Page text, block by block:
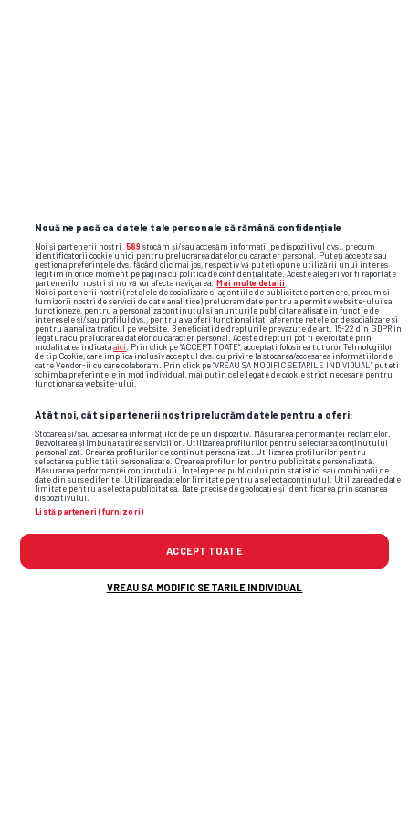
Foto
Nouă ne pasă ca datele tale personale să rămână confidențiale
Noi și partenerii noștri 589 stocăm și/sau accesăm informații pe dispozitivul dvs., precum
identificatorii cookie unici pentru prelucrarea datelor cu caracter personal. Puteți accepta sau
gestiona preferințele dvs. făcând clic mai jos, respectiv vă puteți opune utilizării unui interes
legitim în orice moment pe pagina cu politica de confidențialitate. Aceste alegeri vor fi raportate
partenerilor noștri și nu vă vor afecta navigarea. Mai multe detalii
Noi si partenerii nostri (retelele de socializare si agentiile de publicitate partenere, precum si
furnizorii nostri de servicii de date analitice) prelucram date pentru a permite website-ului sa
functioneze, pentru a personaliza continutul si anunturile publicitare afisate in functie de
interesele si/sau profilul dvs., pentru a va oferi functionalitati aferente retelelor de socializare si
pentru a analiza traficul pe website. Beneficiati de drepturile prevazute de art. 15-22 din GDPR in
legatura cu prelucrarea datelor cu caracter personal. Aceste drepturi pot fi exercitate prin
modalitatea indicataaici
. Prin click pe “ACCEPT TOATE”, acceptati folosirea tuturor Tehnologiilor
de tip Cookie, care implica inclusiv acceptul dvs. cu privire la stocarea/accesarea informatiilor de
catre Vendor-ii cu care colaboram. Prin click pe “VREAU SA MODIFIC SETARILE INDIVIDUAL” puteti
schimba preferintele in mod individual, mai putin cele legate de cookie strict necesare pentru
functionarea website-ului.
Atât noi, cât și partenerii noștri prelucrăm datele pentru a oferi:
Stocarea și/sau accesarea informațiilor de pe un dispozitiv. Măsurarea performanței reclamelor.
Dezvoltarea și îmbunătățirea serviciilor. Utilizarea profilurilor pentru selectarea conținutului
personalizat. Crearea profilurilor de conținut personalizat. Utilizarea profilurilor pentru
selectarea publicității personalizate. Crearea profilurilor pentru publicitate personalizată.
Măsurarea performanței conținutului. Înțelegerea publicului prin statistici sau combinații de
date din surse diferite. Utilizarea datelor limitate pentru a selecta conținutul. Utilizarea de date
limitate pentru a selecta publicitatea. Date precise de geolocație și identificarea prin scanarea
dispozitivului.
Listă parteneri (furnizori)
ACCEPT TOATE
VREAU SA MODIFIC SETARILE INDIVIDUAL